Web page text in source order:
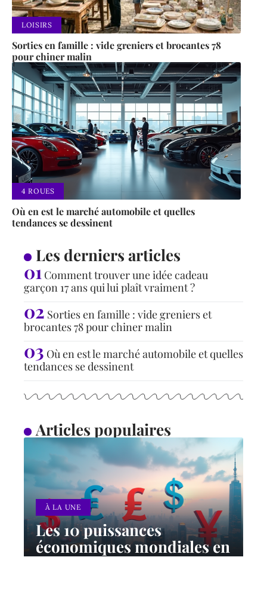
LOISIRS
Sorties en famille : vide greniers et brocantes 78
pour chiner malin
4 ROUES
Où en est le marché automobile et quelles
tendances se dessinent
Les derniers articles
Comment trouver une idée cadeau
garçon 17 ans qui lui plaît vraiment ?
Sorties en famille : vide greniers et
brocantes 78 pour chiner malin
Où en est le marché automobile et quelles
tendances se dessinent
Articles populaires
À LA UNE
Les 10 puissances
économiques mondiales en
2024 : classement et